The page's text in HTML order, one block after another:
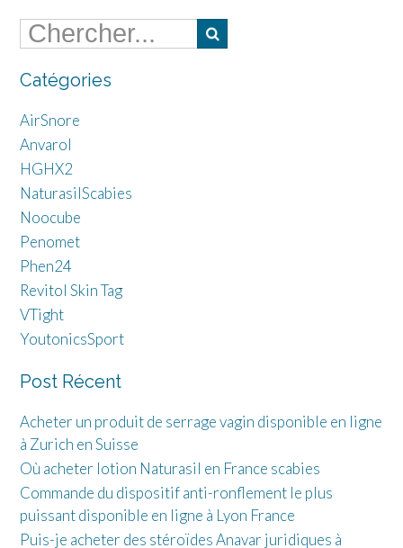
Catégories
AirSnore
Anvarol
HGHX2
NaturasilScabies
Noocube
Penomet
Phen24
Revitol Skin Tag
VTight
YoutonicsSport
Post Récent
Acheter un produit de serrage vagin disponible en ligne
à Zurich en Suisse
Où acheter lotion Naturasil en France scabies
Commande du dispositif anti-ronflement le plus
puissant disponible en ligne à Lyon France
Puis-je acheter des stéroïdes Anavar juridiques à